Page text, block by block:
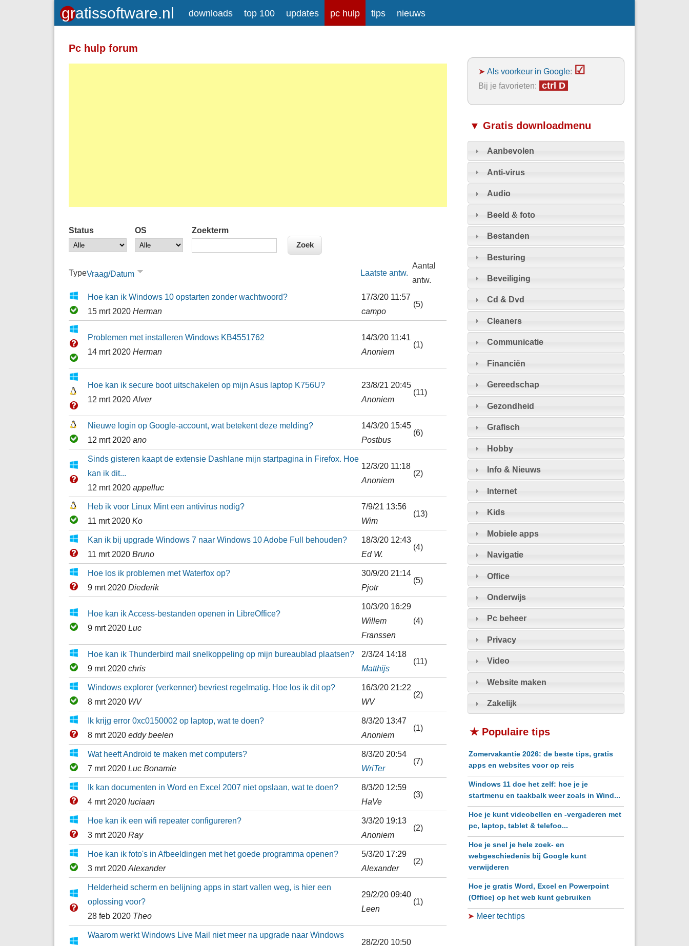
downloads top 100 updates pc hulp tips nieuws
Pc hulp forum
Status OS Zoekterm
TypeVraag/Datum Laatste antw.
Aantal
antw.
Hoe kan ik Windows 10 opstarten zonder wachtwoord?
15 mrt 2020 Herman
17/3/20 11:57
campo
(5)
Problemen met installeren Windows KB4551762
14 mrt 2020 Herman
14/3/20 11:41
Anoniem
(1)
Hoe kan ik secure boot uitschakelen op mijn Asus laptop K756U?
12 mrt 2020 Alver
23/8/21 20:45
Anoniem
(11)
Nieuwe login op Google-account, wat betekent deze melding?
12 mrt 2020 ano
14/3/20 15:45
Postbus
(6)
Sinds gisteren kaapt de extensie Dashlane mijn startpagina in Firefox. Hoe
kan ik dit...
12 mrt 2020 appelluc
12/3/20 11:18
Anoniem
(2)
Heb ik voor Linux Mint een antivirus nodig?
11 mrt 2020 Ko
7/9/21 13:56
Wim
(13)
Kan ik bij upgrade Windows 7 naar Windows 10 Adobe Full behouden?
11 mrt 2020 Bruno
18/3/20 12:43
Ed W.
(4)
Hoe los ik problemen met Waterfox op?
9 mrt 2020 Diederik
30/9/20 21:14
Pjotr
(5)
Hoe kan ik Access-bestanden openen in LibreOffice?
9 mrt 2020 Luc
10/3/20 16:29
Willem
Franssen
(4)
Hoe kan ik Thunderbird mail snelkoppeling op mijn bureaublad plaatsen?
9 mrt 2020 chris
2/3/24 14:18
Matthijs
(11)
Windows explorer (verkenner) bevriest regelmatig. Hoe los ik dit op?
8 mrt 2020 WV
16/3/20 21:22
WV
(2)
Ik krijg error 0xc0150002 op laptop, wat te doen?
8 mrt 2020 eddy beelen
8/3/20 13:47
Anoniem
(1)
Wat heeft Android te maken met computers?
7 mrt 2020 Luc Bonamie
8/3/20 20:54
WriTer
(7)
Ik kan documenten in Word en Excel 2007 niet opslaan, wat te doen?
4 mrt 2020 luciaan
8/3/20 12:59
HaVe
(3)
Hoe kan ik een wifi repeater configureren?
3 mrt 2020 Ray
3/3/20 19:13
Anoniem
(2)
Hoe kan ik foto's in Afbeeldingen met het goede programma openen?
3 mrt 2020 Alexander
5/3/20 17:29
Alexander
(2)
Helderheid scherm en belijning apps in start vallen weg, is hier een
oplossing voor?
28 feb 2020 Theo
29/2/20 09:40
Leen
(1)
Waarom werkt Windows Live Mail niet meer na upgrade naar Windows
28/2/20 10:50
➤Als voorkeur in Google: ☑
Bij je favorieten: ctrl D
▼ Gratis downloadmenu
Aanbevolen
Anti-virus
Audio
Beeld & foto
Bestanden
Besturing
Beveiliging
Cd & Dvd
Cleaners
Communicatie
Financiën
Gereedschap
Gezondheid
Grafisch
Hobby
Info & Nieuws
Internet
Kids
Mobiele apps
Navigatie
Office
Onderwijs
Pc beheer
Privacy
Video
Website maken
Zakelijk
★ Populaire tips
Zomervakantie 2026: de beste tips, gratis
apps en websites voor op reis
Windows 11 doe het zelf: hoe je je
startmenu en taakbalk weer zoals in Wind...
Hoe je kunt videobellen en -vergaderen met
pc, laptop, tablet & telefoo...
Hoe je snel je hele zoek- en
webgeschiedenis bij Google kunt
verwijderen
Hoe je gratis Word, Excel en Powerpoint
(Office) op het web kunt gebruiken
➤ Meer techtips